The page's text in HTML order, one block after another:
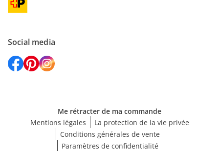
Social media
Me rétracter de ma commande
Mentions légales
La protection de la vie privée
Conditions générales de vente
Paramètres de confidentialité